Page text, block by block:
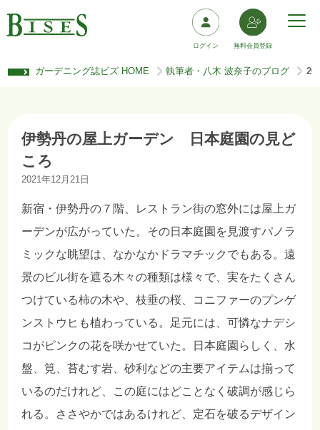
ログイン 無料会員登録
ガーデニング誌ビズ HOME > 執筆者・八木 波奈子のブログ >
伊勢丹の屋上ガーデン 日本庭園の見ど
ころ
2021年12月21日
新宿・伊勢丹の７階、レストラン街の窓外には屋上ガ
ーデンが広がっていた。その日本庭園を見渡すパノラ
ミックな眺望は、なかなかドラマチックでもある。遠
景のビル街を遮る木々の種類は様々で、実をたくさん
つけている柿の木や、枝垂の桜、コニファーのプンゲ
ンストウヒも植わっている。足元には、可憐なナデシ
コがピンクの花を咲かせていた。日本庭園らしく、水
盤、筧、苔むす岩、砂利などの主要アイテムは揃って
いるのだけれど、この庭にはどことなく破調が感じら
れる。ささやかではあるけれど、定石を破るデザイン